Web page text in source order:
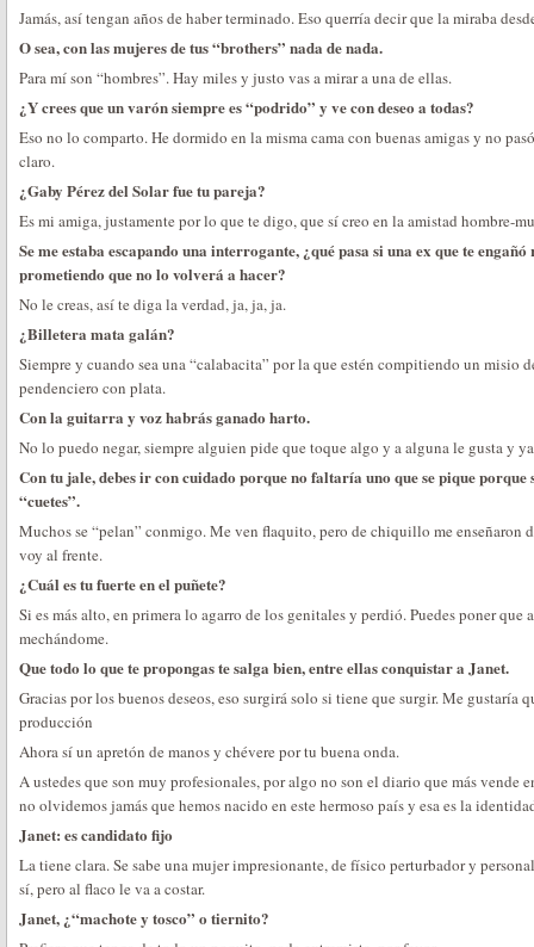
Jamás, así tengan años de haber terminado. Eso querría decir que la miraba
O sea, con las mujeres de tus “brothers” nada de nada.
Para mí son “hombres”. Hay miles y justo vas a mirar a una de ellas.
¿Y crees que un varón siempre es “podrido” y ve con deseo a todas?
Eso no lo comparto. He dormido en la misma cama con buenas amigas y no
claro.
¿Gaby Pérez del Solar fue tu pareja?
Es mi amiga, justamente por lo que te digo, que sí creo en la amistad hombre-
Se me estaba escapando una interrogante, ¿qué pasa si una ex que te
prometiendo que no lo volverá a hacer?
No le creas, así te diga la verdad, ja, ja, ja.
¿Billetera mata galán?
Siempre y cuando sea una “calabacita” por la que estén compitiendo un misio
pendenciero con plata.
Con la guitarra y voz habrás ganado harto.
No lo puedo negar, siempre alguien pide que toque algo y a alguna le gusta y
Con tu jale, debes ir con cuidado porque no faltaría uno que se pique
“cuetes”.
Muchos se “pelan” conmigo. Me ven flaquito, pero de chiquillo me enseñaron
voy al frente.
¿Cuál es tu fuerte en el puñete?
Si es más alto, en primera lo agarro de los genitales y perdió. Puedes poner que
mechándome.
Que todo lo que te propongas te salga bien, entre ellas conquistar a Janet.
Gracias por los buenos deseos, eso surgirá solo si tiene que surgir. Me gustaría
producción
Ahora sí un apretón de manos y chévere por tu buena onda.
A ustedes que son muy profesionales, por algo no son el diario que más vende
no olvidemos jamás que hemos nacido en este hermoso país y esa es la
Janet: es candidato fijo
La tiene clara. Se sabe una mujer impresionante, de físico perturbador y
sí, pero al flaco le va a costar.
Janet, ¿“machote y tosco” o tiernito?